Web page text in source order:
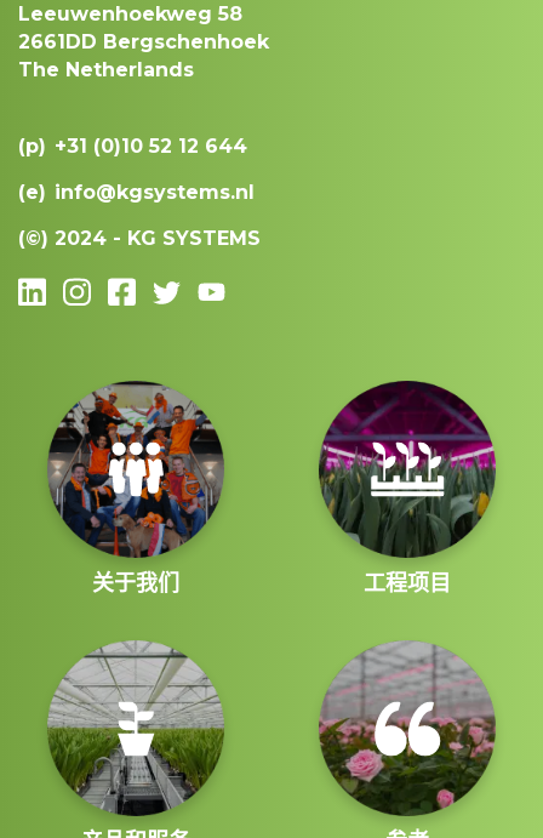
Leeuwenhoekweg 58
2661DD Bergschenhoek
The Netherlands
(p) +31 (0)10 52 12 644
(e) info@kgsystems.nl
(©) 2024 - KG SYSTEMS
关于我们 工程项目